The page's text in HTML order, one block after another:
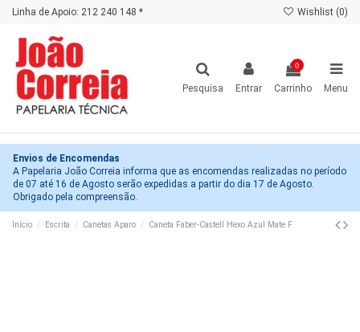
Linha de Apoio: 212 240 148 * Wishlist (0)
Pesquisa Entrar
0
Carrinho Menu
Envios de Encomendas
A Papelaria João Correia informa que as encomendas realizadas no período
de 07 até 16 de Agosto serão expedidas a partir do dia 17 de Agosto.
Obrigado pela compreensão.
Início Escrita Canetas Aparo Caneta Faber-Castell Hexo Azul Mate F